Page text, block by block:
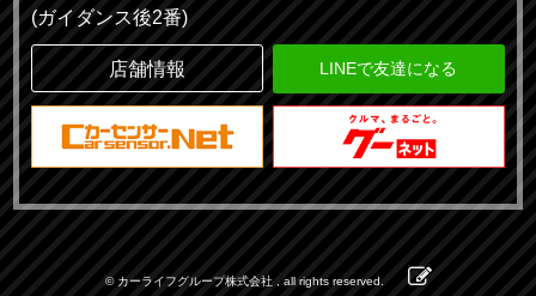
(ガイダンス後2番)
店舗情報 LINEで友達になる
© カーライフグループ株式会社 , all rights reserved.